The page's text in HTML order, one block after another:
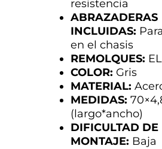
resistencia
ABRAZADERAS
INCLUIDAS:
en el chasis
REMOLQUES:
COLOR: Gris
MATERIAL:
MEDIDAS:
(largo*ancho)
DIFICULTAD DE
MONTAJE: Baja